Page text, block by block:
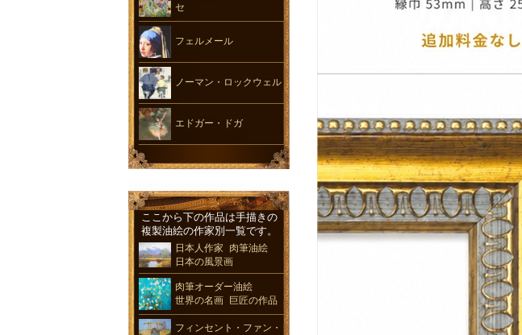
セ
フェルメール
ノーマン・ロックウェル
エドガー・ドガ
ここから下の作品は手描きの
複製油絵の作家別一覧です。
日本人作家 肉筆油絵
日本の風景画
肉筆オーダー油絵
世界の名画 巨匠の作品
フィンセント・ファン・